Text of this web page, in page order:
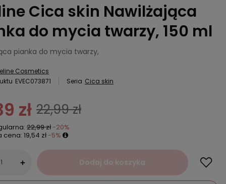
Cica skin Nawilżająca
do mycia twarzy, 150 ml
pianka do mycia twarzy,
Cosmetics
EVEC073871 Seria Cica skin
zł 22,99 zł
22,99 zł -20%
cena: 19,54 zł -5%
+ Dodaj do koszyka